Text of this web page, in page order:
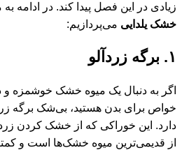
زیادی در این فصل پیدا کند. در ادامه
خشک یلدایی می‌پردازیم:
۱. برگه زردآلو
اگر به دنبال یک میوه خشک خوشمزه
خواص برای بدن هستید، بی‌شک برگه
دارد. این خوراکی که از خشک کردن
از قدیمی‌ترین میوه‌ خشک‌ها است و